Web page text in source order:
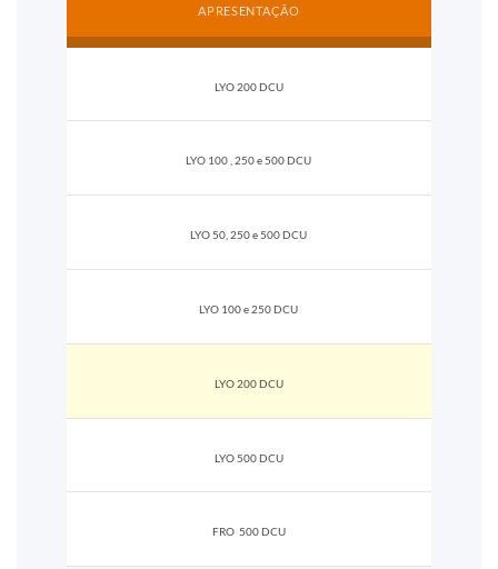
APRESENTAÇÃO
LYO 200 DCU
LYO 100 , 250 e 500 DCU
LYO 50, 250 e 500 DCU
LYO 100 e 250 DCU
LYO 200 DCU
LYO 500 DCU
FRO 500 DCU